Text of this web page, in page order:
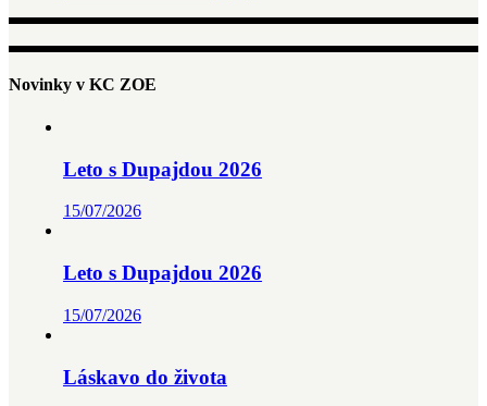
Novinky v KC ZOE
Leto s Dupajdou 2026
15/07/2026
Leto s Dupajdou 2026
15/07/2026
Láskavo do života